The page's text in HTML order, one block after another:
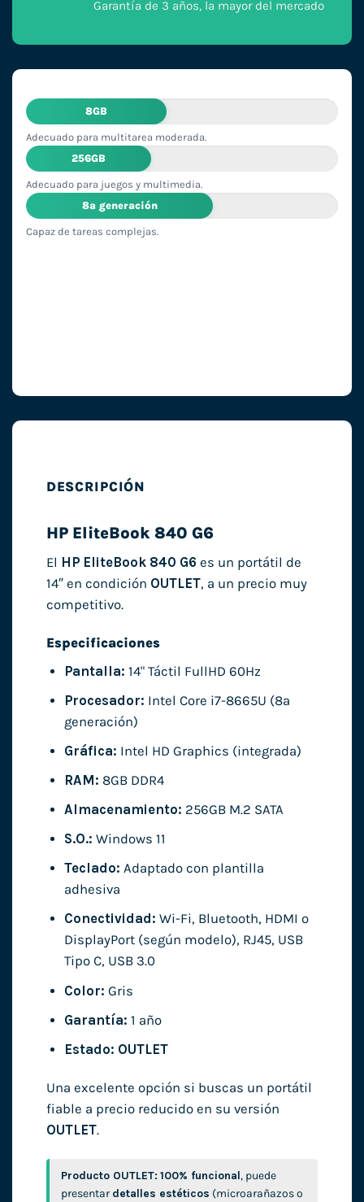
Garantía de 3 años, la mayor del mercado
8GB
Adecuado para multitarea moderada.
256GB
Adecuado para juegos y multimedia.
8ª generación
Capaz de tareas complejas.
DESCRIPCIÓN
HP EliteBook 840 G6
El HP EliteBook 840 G6 es un portátil de
14″ en condición OUTLET, a un precio muy
competitivo.
Especificaciones
Pantalla: 14" Táctil FullHD 60Hz
Procesador: Intel Core i7-8665U (8ª
generación)
Gráfica: Intel HD Graphics (integrada)
RAM: 8GB DDR4
Almacenamiento: 256GB M.2 SATA
S.O.: Windows 11
Teclado: Adaptado con plantilla
adhesiva
Conectividad: Wi-Fi, Bluetooth, HDMI o
DisplayPort (según modelo), RJ45, USB
Tipo C, USB 3.0
Color: Gris
Garantía: 1 año
Estado: OUTLET
Una excelente opción si buscas un portátil
fiable a precio reducido en su versión
OUTLET.
Producto OUTLET: 100% funcional, puede
presentar detalles estéticos (microarañazos o